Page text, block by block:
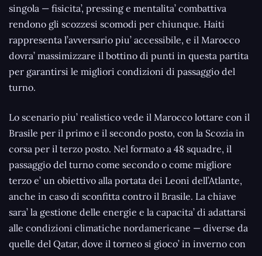
singola — fisicita’, pressing e mentalita’ combattiva
rendono gli scozzesi scomodi per chiunque. Haiti
rappresenta l’avversario piu’ accessibile, e il Marocco
dovra’ massimizzare il bottino di punti in questa partita
per garantirsi le migliori condizioni di passaggio del
turno.
Lo scenario piu’ realistico vede il Marocco lottare con il
Brasile per il primo e il secondo posto, con la Scozia in
corsa per il terzo posto. Nel formato a 48 squadre, il
passaggio del turno come secondo o come migliore
terzo e’ un obiettivo alla portata dei Leoni dell’Atlante,
anche in caso di sconfitta contro il Brasile. La chiave
sara’ la gestione delle energie e la capacita’ di adattarsi
alle condizioni climatiche nordamericane — diverse da
quelle del Qatar, dove il torneo si gioco’ in inverno con